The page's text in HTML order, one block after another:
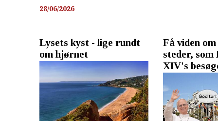
28/06/2026
Lysets kyst - lige rundt
om hjørnet
Få viden
steder, som
XIV's